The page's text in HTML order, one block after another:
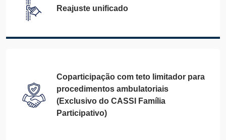
Reajuste unificado
Coparticipação com teto limitador para
procedimentos ambulatoriais
(Exclusivo do CASSI Família
Participativo)